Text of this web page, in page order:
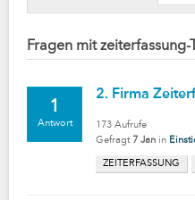
Fragen mit zeiterfassung-
1
Antwort
2. Firma
173 Aufrufe
Gefragt 7 Jan in
ZEITERFASSUNG